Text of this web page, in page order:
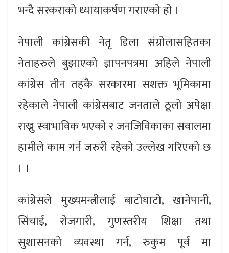
भन्दै सरकराको ध्यायाकर्षण गराएको हो ।
नेपाली कांग्रेसकी नेतृ डिला संग्रोलासहितका
नेताहरुले बुझाएको ज्ञापनपत्रमा अहिले नेपाली
कांग्रेस तीन तहकै सरकारमा सशक्त भूमिकामा
रहेकाले नेपाली कांग्रेसबाट जनताले ठूलो अपेक्षा
राख्नु स्वाभाविक भएको र जनजिविकाका सवालमा
हामीले काम गर्न जरुरी रहेको उल्लेख गरिएको छ
। ।
कांग्रेसले मुख्यमन्त्रीलाई बाटोघाटो, खानेपानी,
सिंचाई, रोजगारी, गुणस्तरीय शिक्षा तथा
सुशासनको व्यवस्था गर्न, रुकुम पूर्व मा